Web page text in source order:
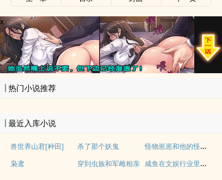
x
热门小说推荐
最近入库小说
兽世养山君[种田] 杀了那个妖鬼 怪物崽崽和他的怪物监护人
枭鸢 穿到虫族和军雌相亲 咸鱼在文娱行业里疯狂内卷